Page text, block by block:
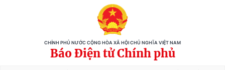
CHÍNH PHỦ NƯỚC CỘNG HÒA XÃ HỘI CHỦ NGHĨA VIỆT NAM
Báo Điện tử Chính phủ